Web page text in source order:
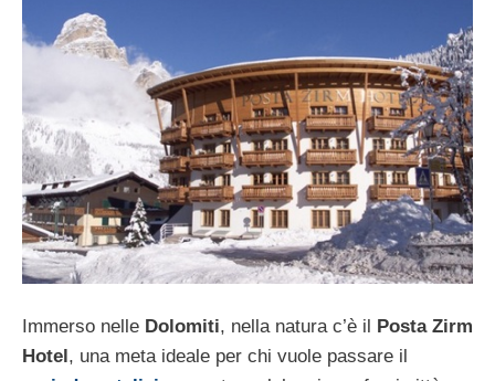
Immerso nelle Dolomiti, nella natura c’è il
Posta Zirm
Hotel , una meta ideale per chi vuole passare il